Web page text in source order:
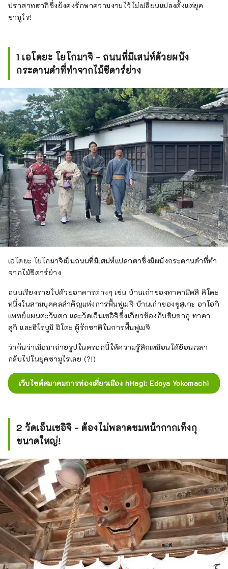
ปราสาทฮากิซึ่งยังคงรักษาความงามไว้ไม่เปลี่ยนแปลงตั้งแต่ยุค
ซามูไร!
1 เอโดยะ โยโกมาจิ - ถนนที่มีเสน่ห์ด้วยผนัง
กระดานดำที่ทำจากไม้ซีดาร์ย่าง
เอโดยะ โยโกมาจิเป็นถนนที่มีเสน่ห์แปลกตาซึ่งมีผนังกระดานดำที่ทำ
จากไม้ซีดาร์ย่าง
ถนนเรียงรายไปด้วยอาคารต่างๆ เช่น บ้านเก่าของทาคามิตสึ คิโดะ
หนึ่งในสามบุคคลสำคัญแห่งการฟื้นฟูเมจิ บ้านเก่าของชูสุเกะ อาโอกิ
แพทย์แผนตะวันตก และวัดเอ็นเซอิจิซึ่งเกี่ยวข้องกับชินซากุ ทาคา
สุกิ และฮิโรบูมิ อิโตะ ผู้รักชาติในการฟื้นฟูเมจิ
ว่ากันว่าเมื่อมาถ่ายรูปในตรอกนี้ให้ความรู้สึกเหมือนได้ย้อนเวลา
กลับไปในยุคซามูไรเลย (?!)
เว็บไซต์สมาคมการท่องเที่ยวเมือง hHagi: Edoya Yokomachi
2 วัดเอ็นเซอิจิ - ต้องไม่พลาดชมหน้ากากเท็งกุ
ขนาดใหญ่!